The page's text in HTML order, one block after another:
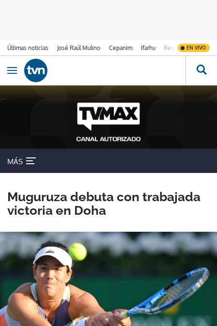
Últimas noticias José Raúl Mulino Cepanim Ifarhu Fenómeno de El
EN VIVO
Ir al contenido
Obrir navegació
MÁS
Muguruza debuta con trabajada
victoria en Doha